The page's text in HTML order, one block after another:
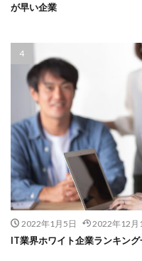
が早い企業
2022年1月5日 2022年12月
IT業界ホワイト企業ランキン